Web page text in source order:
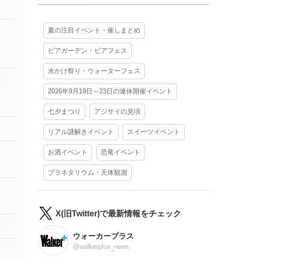
夏の注目イベント・催しまとめ
ビアガーデン・ビアフェス
水かけ祭り・ウォーターフェス
2026年9月19日～23日の連休開催イベント
七夕まつり アジサイの見頃
リアル謎解きイベント スイーツイベント
お酒イベント 恐竜イベント
プラネタリウム・天体観測
X(旧Twitter)で最新情報をチェック
ウォーカープラス
@walkerplus_news